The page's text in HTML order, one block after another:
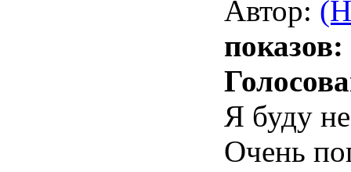
Автор:
показов:
Я буду
Очень